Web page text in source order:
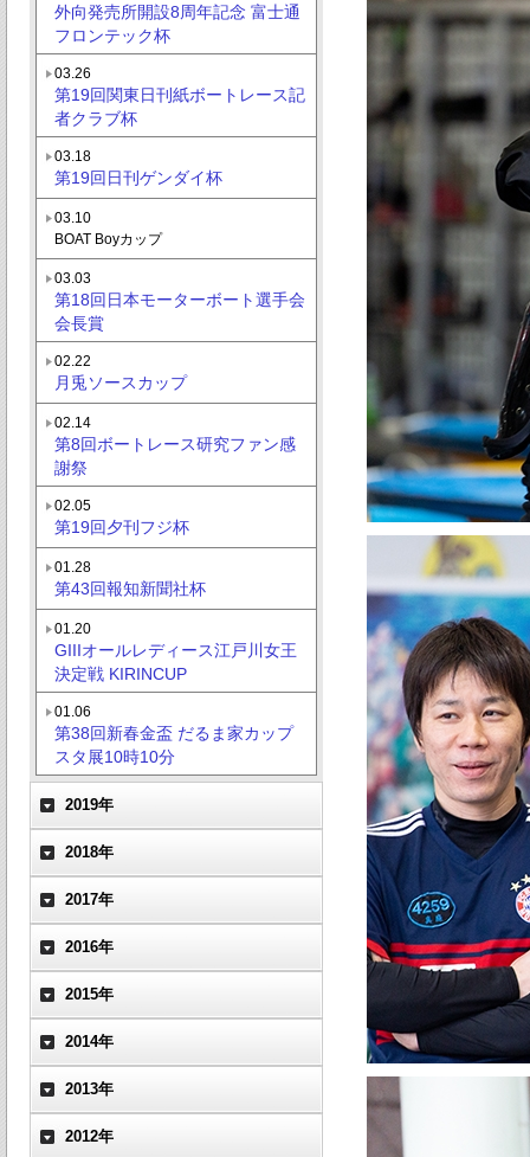
外向発売所開設8周年記念 富士通
フロンテック杯
03.26
第19回関東日刊紙ボートレース記
者クラブ杯
03.18
第19回日刊ゲンダイ杯
03.10
BOAT Boyカップ
03.03
第18回日本モーターボート選手会
会長賞
02.22
月兎ソースカップ
02.14
第8回ボートレース研究ファン感
謝祭
02.05
第19回夕刊フジ杯
01.28
第43回報知新聞社杯
01.20
GIIIオールレディース江戸川女王
決定戦 KIRINCUP
01.06
第38回新春金盃 だるま家カップ
スタ展10時10分
2019年
2018年
2017年
2016年
2015年
2014年
2013年
2012年